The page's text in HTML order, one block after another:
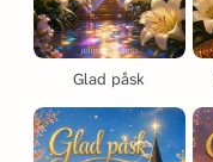
Glad påsk